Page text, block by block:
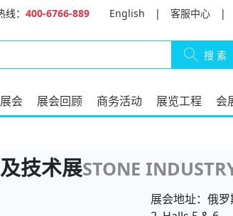
： 400-6766-889 English | 客服中心 |
会 展会回顾 商务活动 展览工程 会
技术展STONE
展会地址：俄